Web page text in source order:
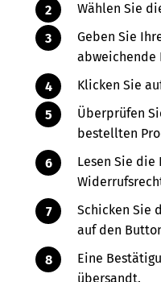
Wählen Sie
Geben Sie
abweichende
Klicken Sie
Überprüfen
bestellten
Lesen Sie
Schicken Sie
auf den
Eine
übersandt.